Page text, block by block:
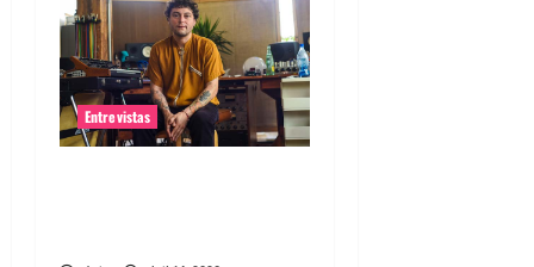
Entrevistas